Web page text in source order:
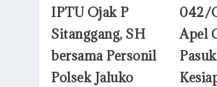
IPTU Ojak P
Sitanggang, SH
bersama Personil
Polsek Jaluko
042/
Apel